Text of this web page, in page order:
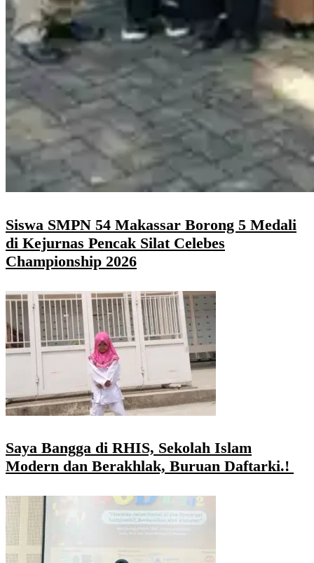
Siswa SMPN 54 Makassar Borong 5 Medali
di Kejurnas Pencak Silat Celebes
Championship 2026
Saya Bangga di RHIS, Sekolah Islam
Modern dan Berakhlak, Buruan Daftarki.!